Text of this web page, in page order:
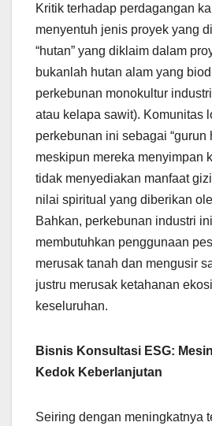
Kritik terhadap perdagangan
menyentuh jenis proyek yang
“hutan” yang diklaim dalam
bukanlah hutan alam yang
perkebunan monokultur
atau kelapa sawit). Komunitas
perkebunan ini sebagai “gurun
meskipun mereka menyimpan
tidak menyediakan manfaat
nilai spiritual yang diberikan
Bahkan, perkebunan industri
membutuhkan penggunaan
merusak tanah dan mengusir
justru merusak ketahanan
keseluruhan.
Bisnis Konsultasi ESG:
Kedok Keberlanjutan
Seiring dengan meningkatnya